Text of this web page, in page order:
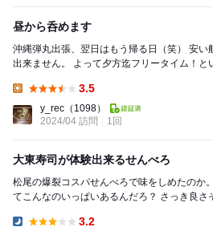
昼から呑めます
沖縄弾丸出張、翌日はもう帰る日（笑） 安い航空券なので時間の変更が
出来ません。 よって夕方迄フリータイム！という事で、やって来たのは
3.5
y_rec （1098）
2024/04 訪問
1回
大東寿司が体験出来るせんべろ
松尾の爆裂コスパせんべろで味をしめたのか。 仕事のボス 「このへんっ
てこんなのいっぱいあるんだろ？ さっき良さそうなのあったんだよ。そ
3.2